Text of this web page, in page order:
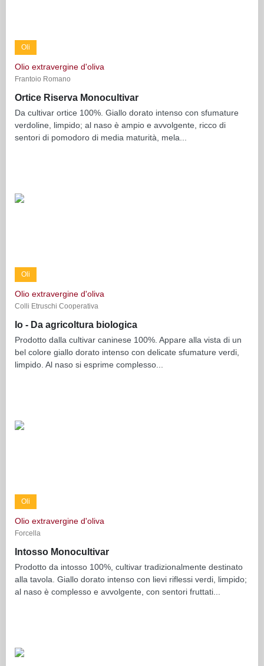
Oli
Olio extravergine d'oliva
Frantoio Romano
Ortice Riserva Monocultivar
Da cultivar ortice 100%. Giallo dorato intenso con sfumature
verdoline, limpido; al naso è ampio e avvolgente, ricco di
sentori di pomodoro di media maturità, mela...
Oli
Olio extravergine d'oliva
Colli Etruschi Cooperativa
Io - Da agricoltura biologica
Prodotto dalla cultivar caninese 100%. Appare alla vista di un
bel colore giallo dorato intenso con delicate sfumature verdi,
limpido. Al naso si esprime complesso...
Oli
Olio extravergine d'oliva
Forcella
Intosso Monocultivar
Prodotto da intosso 100%, cultivar tradizionalmente destinato
alla tavola. Giallo dorato intenso con lievi riflessi verdi, limpido;
al naso è complesso e avvolgente, con sentori fruttati...